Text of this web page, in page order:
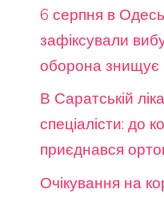
6 серпня в
зафіксували
оборона знищує
В Саратській
спеціалісти: до
приєднався
Очікування на